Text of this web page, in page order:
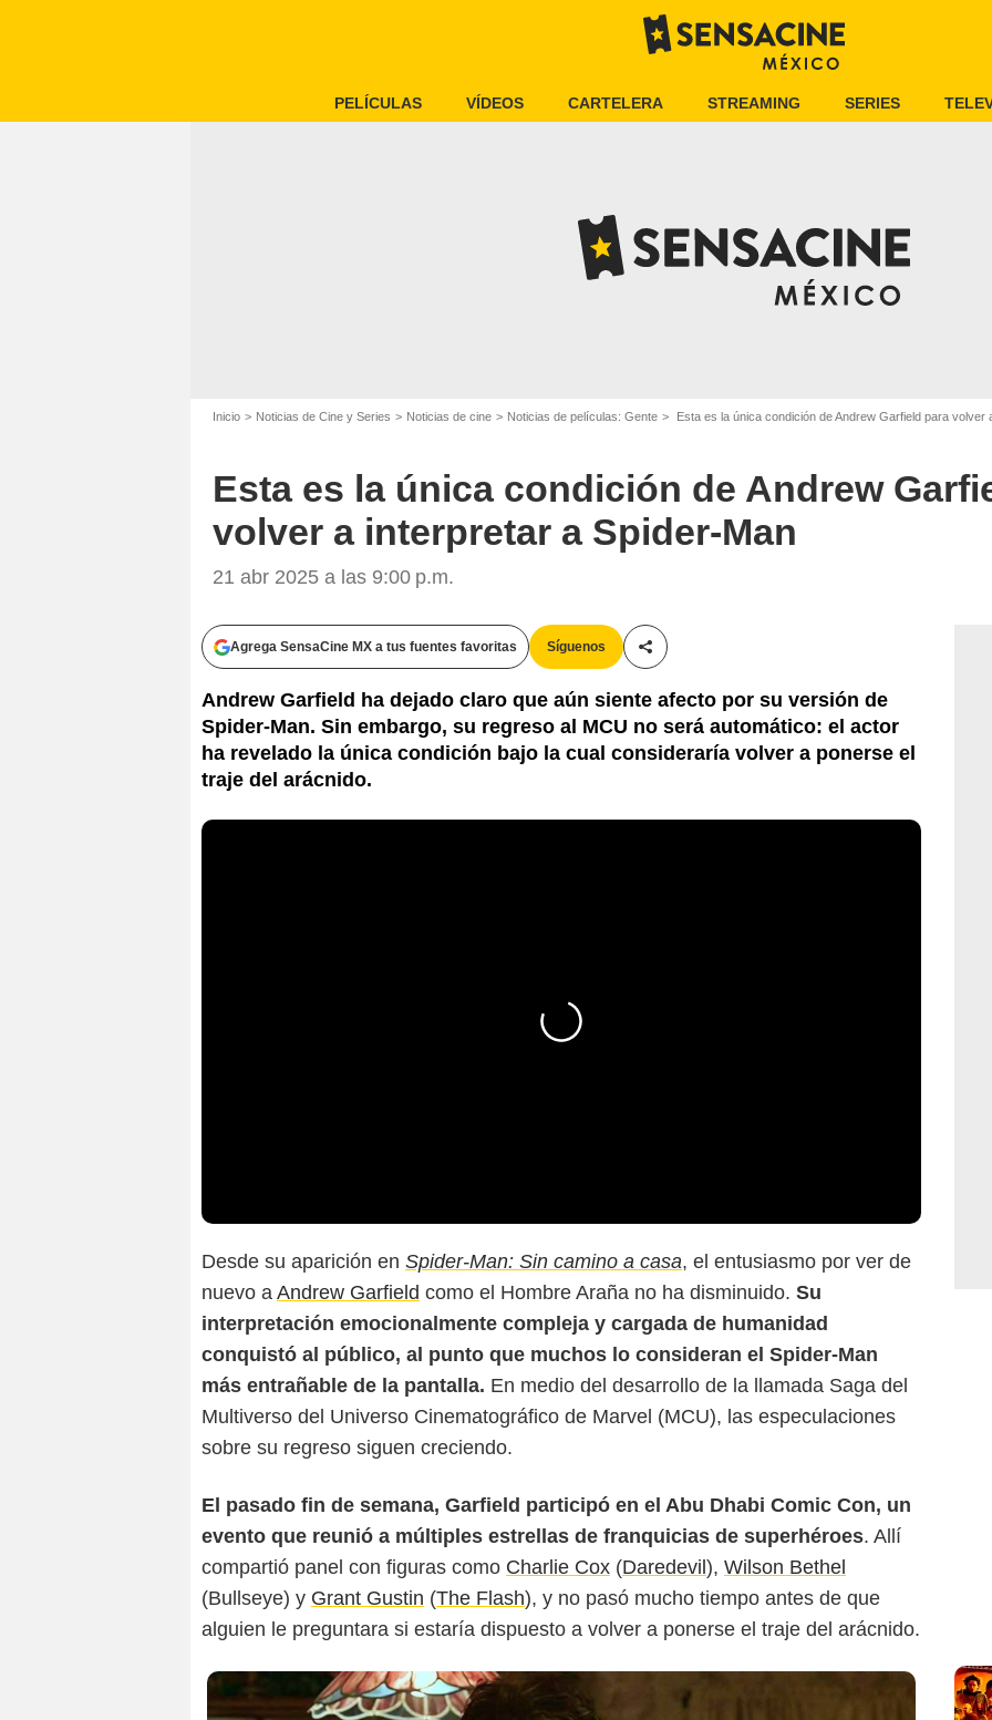
PELÍCULAS VÍDEOS CARTELERA STREAMING SERIES
Inicio Noticias de Cine y Series Noticias de cine Noticias de películas: Gente Esta es la única condición de Andrew Garfield para volver
Esta es la única condición de Andrew
volver a interpretar a Spider-Man
21 abr 2025 a las 9:00 p.m.
Agrega SensaCine MX a tus fuentes favoritas Síguenos
Compartir esta noticia
Andrew Garfield ha dejado claro que aún siente afecto por su versión de
Spider-Man. Sin embargo, su regreso al MCU no será automático: el actor
ha revelado la única condición bajo la cual consideraría volver a ponerse el
traje del arácnido.
Desde su aparición en Spider-Man: Sin camino a casa, el entusiasmo por ver de
nuevo a Andrew Garfield como el Hombre Araña no ha disminuido. Su
interpretación emocionalmente compleja y cargada de humanidad
conquistó al público, al punto que muchos lo consideran el Spider-Man
más entrañable de la pantalla. En medio del desarrollo de la llamada Saga del
Multiverso del Universo Cinematográfico de Marvel (MCU), las especulaciones
sobre su regreso siguen creciendo.
El pasado fin de semana, Garfield participó en el Abu Dhabi Comic Con, un
evento que reunió a múltiples estrellas de franquicias de superhéroes. Allí
compartió panel con figuras como Charlie Cox (Daredevil ), Wilson Bethel
(Bullseye) y Grant Gustin (The Flash), y no pasó mucho tiempo antes de que
alguien le preguntara si estaría dispuesto a volver a ponerse el traje del arácnido.
Marvel Studios